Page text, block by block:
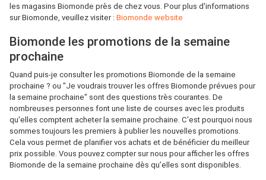
les magasins Biomonde près de chez vous. Pour plus d'informations
sur Biomonde, veuillez visiter : Biomonde website
Biomonde les promotions de la semaine
prochaine
Quand puis-je consulter les promotions Biomonde de la semaine
prochaine ? ou "Je voudrais trouver les offres Biomonde prévues pour
la semaine prochaine" sont des questions très courantes. De
nombreuses personnes font une liste de courses avec les produits
qu'elles comptent acheter la semaine prochaine. C'est pourquoi nous
sommes toujours les premiers à publier les nouvelles promotions.
Cela vous permet de planifier vos achats et de bénéficier du meilleur
prix possible. Vous pouvez compter sur nous pour afficher les offres
Biomonde de la semaine prochaine dès qu’elles sont disponibles.